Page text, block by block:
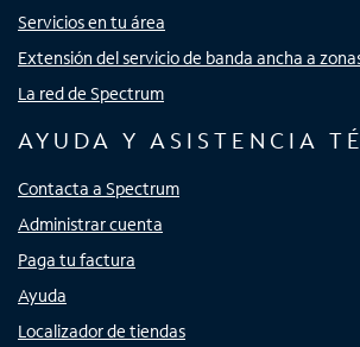
Servicios en tu área
Extensión del servicio de banda ancha a
La red de Spectrum
AYUDA Y ASISTENCIA
Contacta a Spectrum
Administrar cuenta
Paga tu factura
Ayuda
Localizador de tiendas